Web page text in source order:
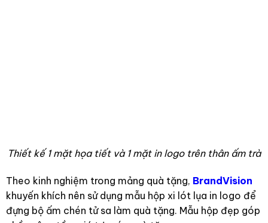
Thiết kế 1 mặt họa tiết và 1 mặt in logo trên thân ấm trà
Theo kinh nghiệm trong mảng quà tặng, BrandVision
khuyến khích nên sử dụng mẫu hộp xi lót lụa in logo để
đựng bộ ấm chén tử sa làm quà tặng. Mẫu hộp đẹp góp